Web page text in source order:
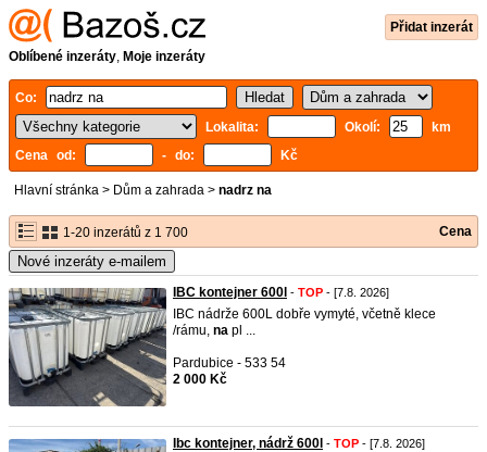
Přidat inzerát
Oblíbené inzeráty, Moje inzeráty
Co:
Lokalita:
Okolí:
km
Cena od:
- do: Kč
Hlavní stránka > Dům a zahrada > nadrz na
1-20 inzerátů z 1 700 Cena
Nové inzeráty e-mailem
IBC kontejner 600l - TOP - [7.8. 2026]
IBC nádrže 600L dobře vymyté, včetně klece
/rámu, na pl ...
Pardubice - 533 54
2 000 Kč
Ibc kontejner, nádrž 600l - TOP - [7.8. 2026]